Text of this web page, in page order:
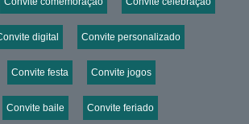
digital Convite personalizado
Convite festa Convite jogos
Convite baile Convite feriado